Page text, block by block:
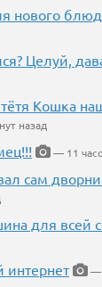
нового
Целуй,
Кошка
назад
— 11
сам
для всей
интернет
—